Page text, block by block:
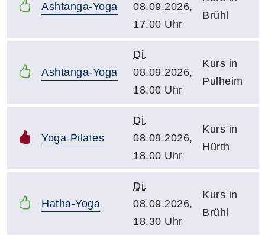
Ashtanga-Yoga
08.09.2026,
17.00 Uhr
Brühl
Ashtanga-Yoga
Di.
08.09.2026,
18.00 Uhr
Kurs in
Pulheim
Yoga-Pilates
Di.
08.09.2026,
18.00 Uhr
Kurs in
Hürth
Hatha-Yoga
Di.
08.09.2026,
18.30 Uhr
Kurs in
Brühl